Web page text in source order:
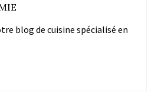
blog de cuisine spécialisé en